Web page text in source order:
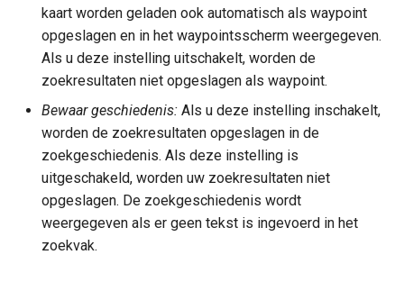
kaart worden geladen ook automatisch als waypoint
opgeslagen en in het waypointsscherm weergegeven.
Als u deze instelling uitschakelt, worden de
zoekresultaten niet opgeslagen als waypoint.
Bewaar geschiedenis: Als u deze instelling inschakelt,
worden de zoekresultaten opgeslagen in de
zoekgeschiedenis. Als deze instelling is
uitgeschakeld, worden uw zoekresultaten niet
opgeslagen. De zoekgeschiedenis wordt
weergegeven als er geen tekst is ingevoerd in het
zoekvak.